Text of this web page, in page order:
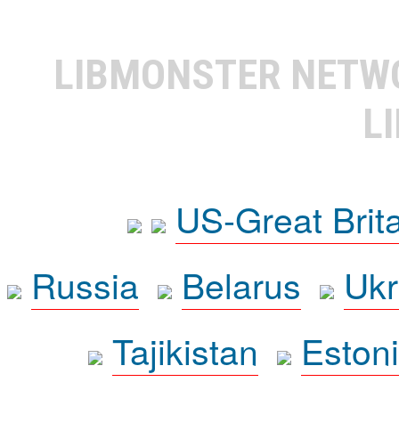
LIBMONSTER
US-Great
Russia
Belarus
Tajikistan